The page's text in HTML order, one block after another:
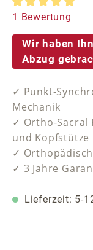
1 Bewertung
Wir haben
Abzug
✓ Punkt-
Mechanik
✓ Ortho-Sacral
und Kopfstütze
✓
✓ 3 Jahre
Lieferzeit: 5-